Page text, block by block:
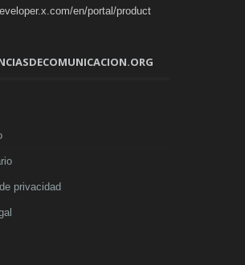
en/portal/product
privacidad